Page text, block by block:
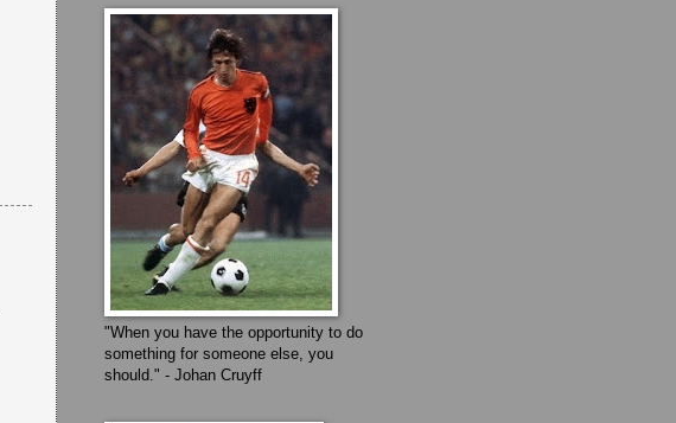
"When you have the opportunity to do
something for someone else, you
should." - Johan Cruyff